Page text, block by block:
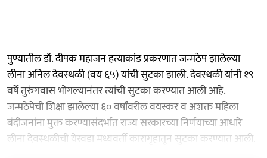
पुण्यातील डॉ. दीपक महाजन हत्याकांड प्रकरणात जन्मठेप झालेल्या
लीना अनिल देवस्थळी (वय ६५) यांची सुटका झाली. देवस्थळी यांनी १९
वर्षे तुरुंगवास भोगल्यानंतर त्यांची सुटका करण्यात आली आहे.
जन्मठेपेची शिक्षा झालेल्या ६० वर्षांवरील वयस्कर व अशक्त महिला
बंदीजनांना मुक्त करण्यासंदर्भात राज्य सरकारच्या निर्णयाच्या आधारे
लीना देवस्थळीची येरवडा मध्यवर्ती कारागृहातून सुटका करण्यात आली.